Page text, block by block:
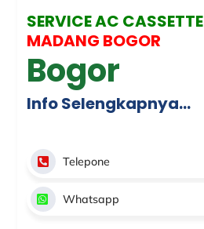
SERVICE AC CASSETTE
MADANG BOGOR
Bogor
Info Selengkapnya…
Telepone
Whatsapp